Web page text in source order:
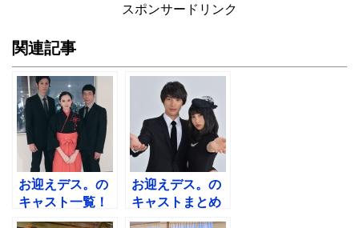
スポンサードリンク
関連記事
お迎えデス。の
キャスト一覧！
個性派ぞろいの
お迎えデス。の
キャストまとめ
と相関図！ナベ